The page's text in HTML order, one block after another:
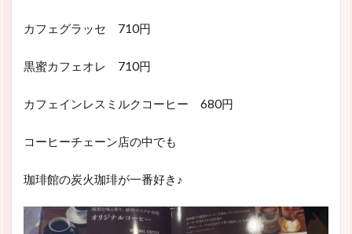
カフェグラッセ 710円
黒蜜カフェオレ 710円
カフェインレスミルクコーヒー 680円
コーヒーチェーン店の中でも
珈琲館の炭火珈琲が一番好き♪